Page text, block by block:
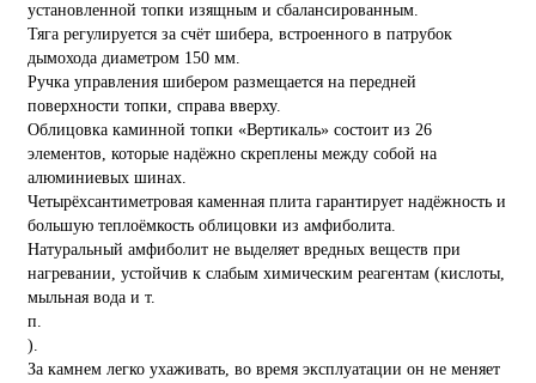
установленной топки изящным и сбалансированным.
Тяга регулируется за счёт шибера, встроенного в патрубок
дымохода диаметром 150 мм.
Ручка управления шибером размещается на передней
поверхности топки, справа вверху.
Облицовка каминной топки «Вертикаль» состоит из 26
элементов, которые надёжно скреплены между собой на
алюминиевых шинах.
Четырёхсантиметровая каменная плита гарантирует надёжность и
большую теплоёмкость облицовки из амфиболита.
Натуральный амфиболит не выделяет вредных веществ при
нагревании, устойчив к слабым химическим реагентам (кислоты,
мыльная вода и т.
п.
).
За камнем легко ухаживать, во время эксплуатации он не меняет